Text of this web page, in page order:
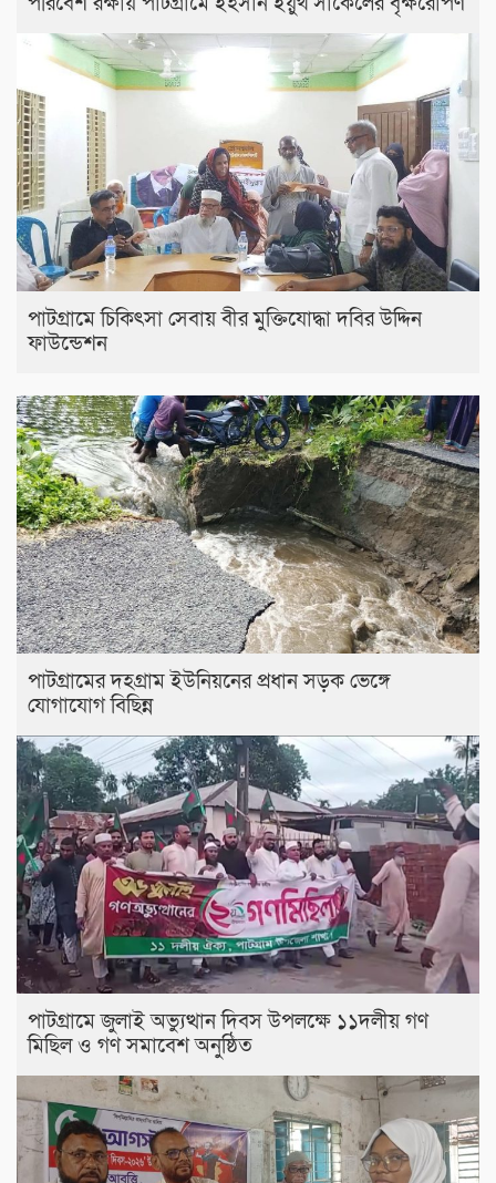
পাটগ্রামে চিকিৎসা সেবায় বীর মুক্তিযোদ্ধা দবির উদ্দিন
ফাউন্ডেশন
পাটগ্রামের দহগ্রাম ইউনিয়নের প্রধান সড়ক ভেঙ্গে
যোগাযোগ বিছিন্ন
পাটগ্রামে জুলাই অভ্যুত্থান দিবস উপলক্ষে ১১দলীয় গণ
মিছিল ও গণ সমাবেশ অনুষ্ঠিত